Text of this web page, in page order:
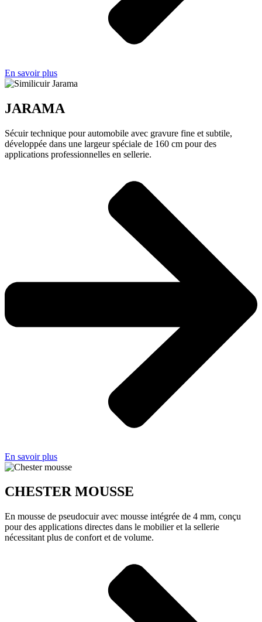
En savoir plus
JARAMA
Sécuir technique pour automobile avec gravure fine et subtile,
développée dans une largeur spéciale de 160 cm pour des
applications professionnelles en sellerie.
En savoir plus
CHESTER MOUSSE
En mousse de pseudocuir avec mousse intégrée de 4 mm, conçu
pour des applications directes dans le mobilier et la sellerie
nécessitant plus de confort et de volume.